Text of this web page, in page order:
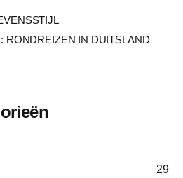
RONDREIZEN IN DUITSLAND
29